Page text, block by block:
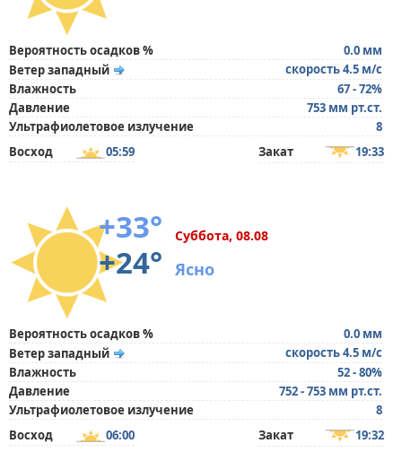
Вероятность осадков %
0.0 мм
Ветер западный
скорость 4.5 м/с
Влажность
67 - 72%
Давление
753 мм рт.ст.
Ультрафиолетовое излучение
8
Восход
05:59 Закат 19:33
+33°
+24°
Суббота, 08.08
Ясно
Вероятность осадков %
0.0 мм
Ветер западный
скорость 4.5 м/с
Влажность
52 - 80%
Давление
752 - 753 мм рт.ст.
Ультрафиолетовое излучение
8
Восход
06:00 Закат 19:32